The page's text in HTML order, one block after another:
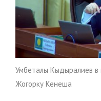
Умбеталы Кыдыралиев в
Жогорку Кенеша